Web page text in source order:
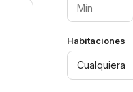
Habitaciones
Cualquiera